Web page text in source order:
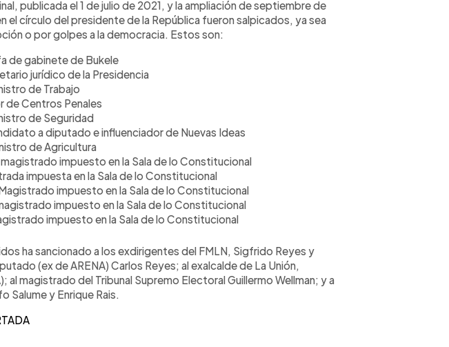
publicada el 1 de julio de 2021, y la ampliación de septiembre de
el círculo del presidente de la República fueron salpicados, ya sea
o por golpes a la democracia. Estos son:
de gabinete de Bukele
jurídico de la Presidencia
de Trabajo
de Centros Penales
de Seguridad
a diputado e influenciador de Nuevas Ideas
de Agricultura
impuesto en la Sala de lo Constitucional
impuesta en la Sala de lo Constitucional
impuesto en la Sala de lo Constitucional
impuesto en la Sala de lo Constitucional
impuesto en la Sala de lo Constitucional
ha sancionado a los exdirigentes del FMLN, Sigfrido Reyes y
(ex de ARENA) Carlos Reyes; al exalcalde de La Unión,
al magistrado del Tribunal Supremo Electoral Guillermo Wellman; y a
Salume y Enrique Rais.